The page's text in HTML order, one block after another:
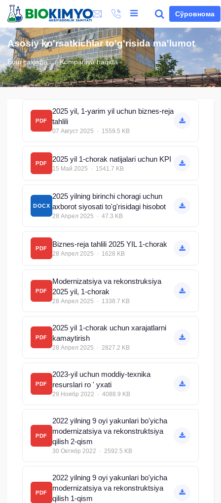
Сўровнома
Asosiy ko'rsatkichlar to'g'risida ma'lumot
Бош саҳифа Kompaniya haqida
PDF
2025 yil, 1-yarim yil uchun biznes-reja
tahlili
07 Август 2025 · 1559.5 KB
PDF
2025 yil 1-chorak natijalari uchun KPI
15 Май 2025 · 1541.7 KB
DOCX
2025 yilning birinchi choragi uchun
axborot siyosati to'g'risidagi hisobot
28 Апрел 2025 · 47.3 KB
PDF
Biznes-reja tahlili 2025 YIL 1-chorak
28 Апрел 2025 · 1628 KB
PDF
Modernizatsiya va rekonstruksiya
2025 yil, 1-chorak
28 Апрел 2025 · 1338.7 KB
PDF
2025 yil 1-chorak uchun xarajatlarni
kamaytirish
28 Апрел 2025 · 2827.2 KB
PDF
2023-yil uchun moddiy-texnika
resurslari ro ' yxati
29 Ноябр 2022 · 4088.9 KB
PDF
2022 yilning 9 oyi yakunlari bo'yicha
modernizatsiya va rekonstruktsiya
qilish 2-qism
30 Октябр 2022 · 2592.5 KB
PDF
2022 yilning 9 oyi yakunlari bo'yicha
modernizatsiya va rekonstruktsiya
qilish 1-qism